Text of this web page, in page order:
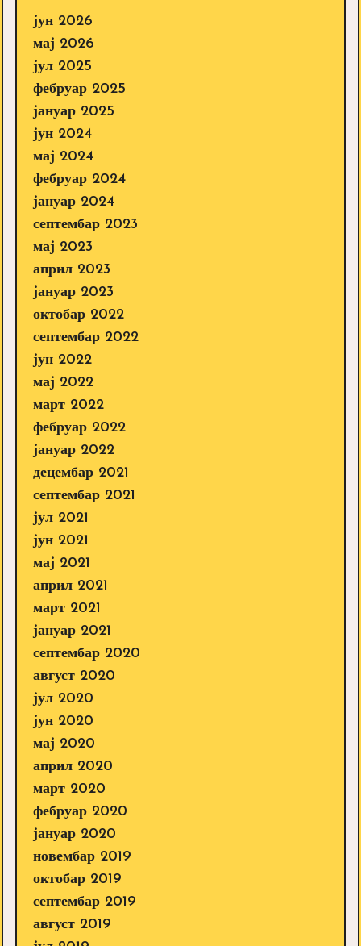
јун 2026
мај 2026
јул 2025
фебруар 2025
јануар 2025
јун 2024
мај 2024
фебруар 2024
јануар 2024
септембар 2023
мај 2023
април 2023
јануар 2023
октобар 2022
септембар 2022
јун 2022
мај 2022
март 2022
фебруар 2022
јануар 2022
децембар 2021
септембар 2021
јул 2021
јун 2021
мај 2021
април 2021
март 2021
јануар 2021
септембар 2020
август 2020
јул 2020
јун 2020
мај 2020
април 2020
март 2020
фебруар 2020
јануар 2020
новембар 2019
октобар 2019
септембар 2019
август 2019